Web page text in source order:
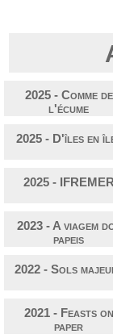
2025 - Comme de
l'écume
2025 - D'îles en
2025 - IFREMER
2023 - A viagem
papeis
2022 - Sols
2021 - Feasts on
paper